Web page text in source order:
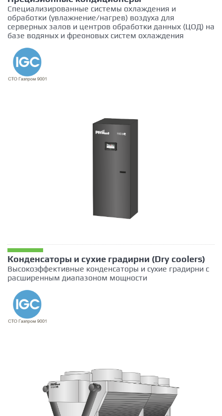
Специализированные системы охлаждения и
обработки (увлажнение/нагрев) воздуха для
серверных залов и центров обработки данных (ЦОД) на
базе водяных и фреоновых систем охлаждения
Конденсаторы и сухие градирни (Dry coolers)
Высокоэффективные конденсаторы и сухие градирни с
расширенным диапазоном мощности